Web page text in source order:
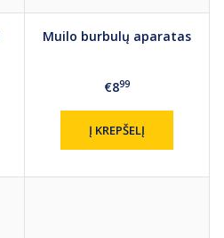
Muilo burbulų aparatas
€899
Į KREPŠELĮ